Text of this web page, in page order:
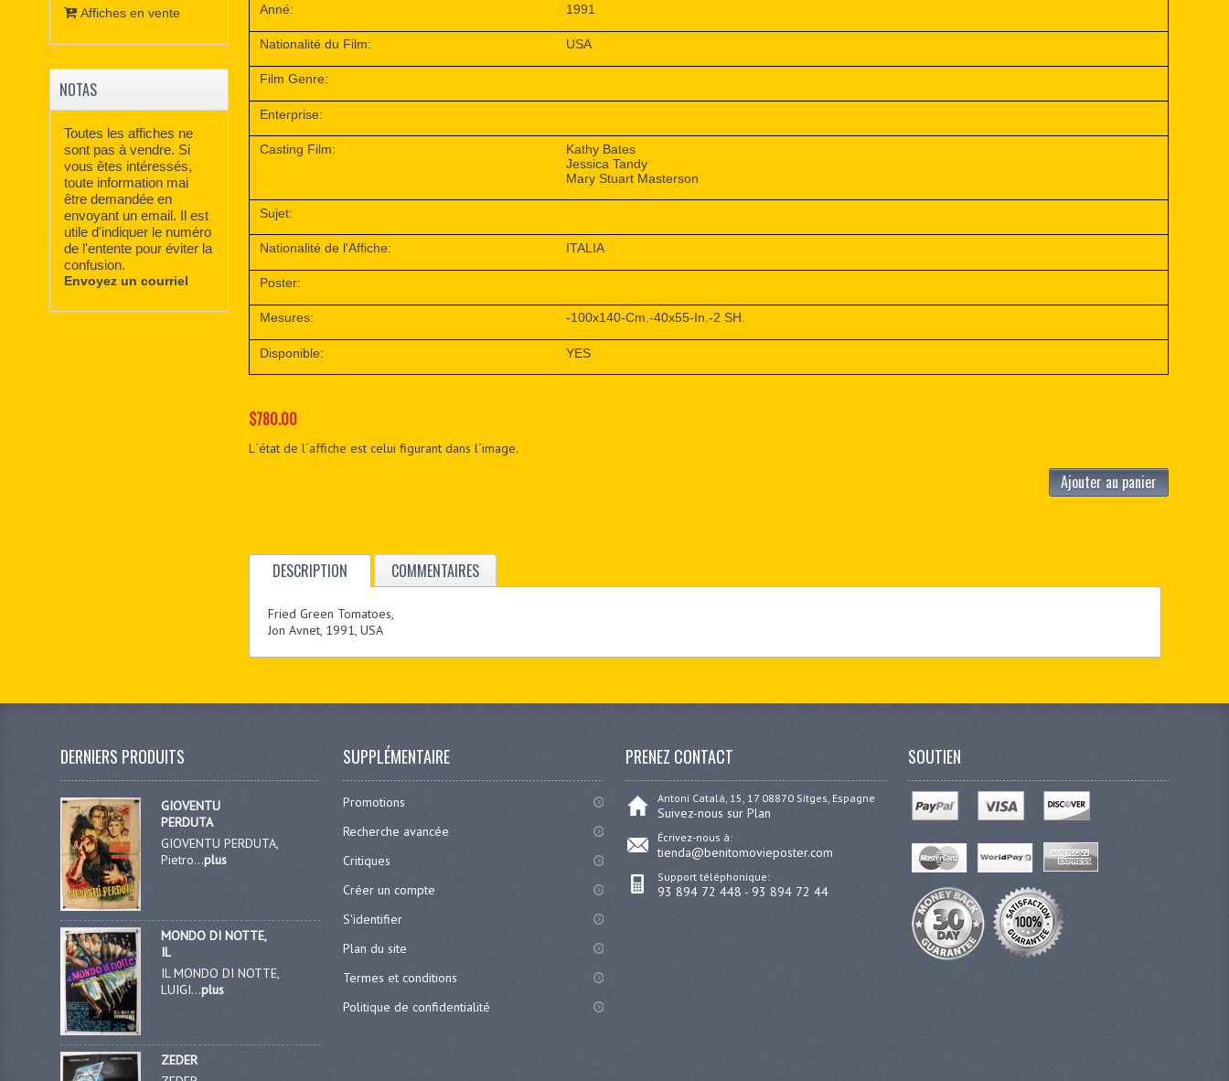
Anné: 1991
Nationalité du Film: USA
Film Genre:
Enterprise:
Casting Film:
Kathy Bates
Jessica Tandy
Mary Stuart Masterson
Sujet:
Nationalité de l'Affiche: ITALIA
Poster:
Mesures: -100x140-Cm.-40x55-In.-2 SH.
Disponible: YES
$780.00
L´état de l´affiche est celui figurant dans l´image.
Ajouter au panier
DESCRIPTION COMMENTAIRES
Fried Green Tomatoes,
Jon Avnet, 1991, USA
Affiches en vente
NOTAS
Toutes les affiches ne
sont pas à vendre. Si
vous êtes intéressés,
toute information mai
être demandée en
envoyant un email. Il est
utile d'indiquer le numéro
de l'entente pour éviter la
confusion.
Envoyez un courriel
DERNIERS PRODUITS
GIOVENTU
PERDUTA
GIOVENTU PERDUTA,
Pietro...plus
MONDO DI NOTTE,
IL
IL MONDO DI NOTTE,
LUIGI...plus
ZEDER
SUPPLÉMENTAIRE
Promotions
Recherche avancée
Critiques
Créer un compte
S'identifier
Plan du site
Termes et conditions
Politique de confidentialité
PRENEZ CONTACT
Antoni Catalá, 15, 17 08870 Sitges, Espagne
Suivez-nous sur Plan
Écrivez-nous à:
tienda@benitomovieposter.com
Support téléphonique:
93 894 72 448 - 93 894 72 44
SOUTIEN